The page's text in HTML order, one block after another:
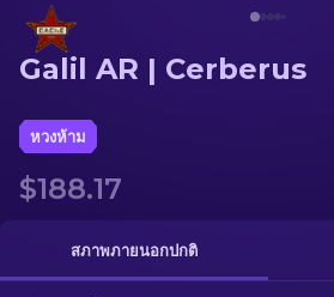
ปืนไรเฟิล
ปืนไรเฟิลซุ่มยิง
มีด
ถุงมือ
กล่อง
Galil AR | Cerberus
หวงห้าม
$188.17
สภาพภายนอกปกติ